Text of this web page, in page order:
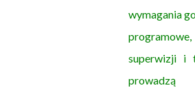
wymagania
superwizji i